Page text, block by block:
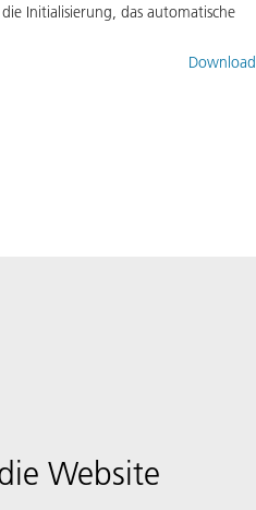
Initialisierung, das automatische
Download
Website